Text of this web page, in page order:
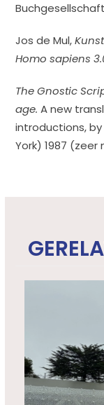
Jos de Mul,
Homo sapiens
The Gnostic
age. A new
introductions,
York) 1987